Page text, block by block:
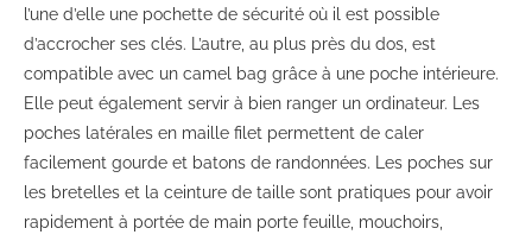
l’une d’elle une pochette de sécurité où il est possible
d’accrocher ses clés. L’autre, au plus près du dos, est
compatible avec un camel bag grâce à une poche intérieure.
Elle peut également servir à bien ranger un ordinateur. Les
poches latérales en maille filet permettent de caler
facilement gourde et batons de randonnées. Les poches sur
les bretelles et la ceinture de taille sont pratiques pour avoir
rapidement à portée de main porte feuille, mouchoirs,